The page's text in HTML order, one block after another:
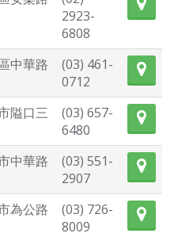
2923-
6808
中華路
(03) 461-
0712
隘口三
(03) 657-
6480
中華路
(03) 551-
2907
為公路
(03) 726-
8009